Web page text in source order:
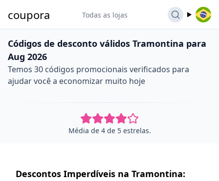
coupora Todas as lojas
Códigos de desconto válidos Tramontina para
Aug 2026
Temos 30 códigos promocionais verificados para
ajudar você a economizar muito hoje
Média de 4 de 5 estrelas.
Descontos Imperdíveis na Tramontina: